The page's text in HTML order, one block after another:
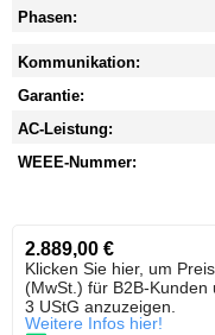
Phasen:
Kommunikation:
Garantie:
AC-Leistung:
WEEE-Nummer:
2.889,00 €
Klicken Sie hier, um
(MwSt.) für B2B-
3 UStG anzuzeigen.
Weitere Infos hier!